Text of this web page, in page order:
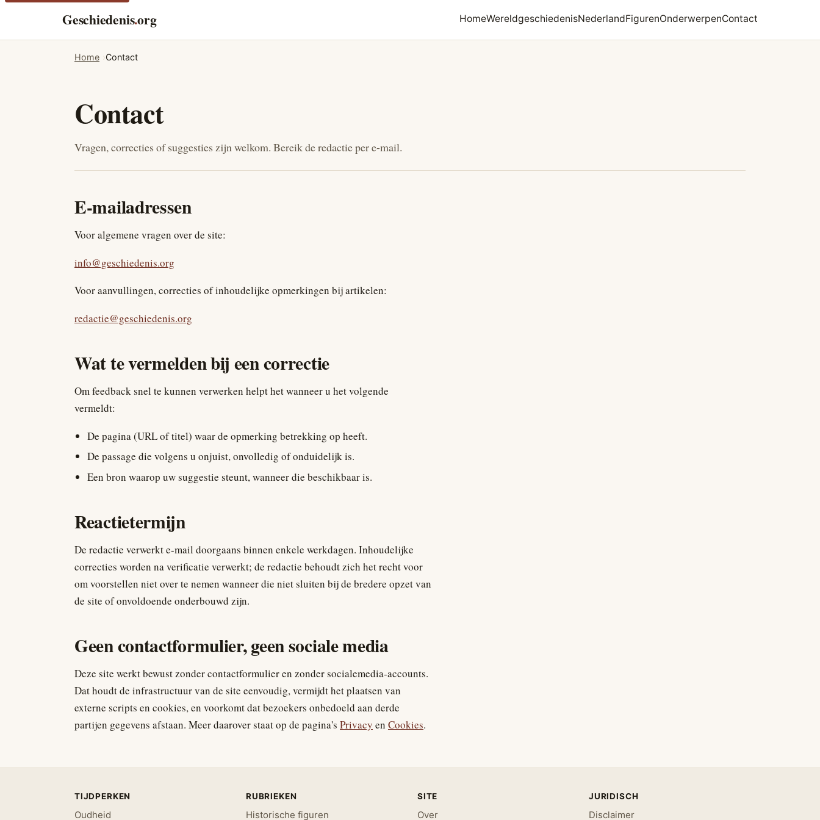
Geschiedenis.org HomeWereldgeschiedenisNederlandFigurenOnderwerpenContact
Home Contact
Contact
Vragen, correcties of suggesties zijn welkom. Bereik de redactie per e-mail.
E-mailadressen
Voor algemene vragen over de site:
info@geschiedenis.org
Voor aanvullingen, correcties of inhoudelijke opmerkingen bij artikelen:
redactie@geschiedenis.org
Wat te vermelden bij een correctie
Om feedback snel te kunnen verwerken helpt het wanneer u het volgende
vermeldt:
De pagina (URL of titel) waar de opmerking betrekking op heeft.
De passage die volgens u onjuist, onvolledig of onduidelijk is.
Een bron waarop uw suggestie steunt, wanneer die beschikbaar is.
Reactietermijn
De redactie verwerkt e-mail doorgaans binnen enkele werkdagen. Inhoudelijke
correcties worden na verificatie verwerkt; de redactie behoudt zich het recht voor
om voorstellen niet over te nemen wanneer die niet sluiten bij de bredere opzet van
de site of onvoldoende onderbouwd zijn.
Geen contactformulier, geen sociale media
Deze site werkt bewust zonder contactformulier en zonder socialemedia-accounts.
Dat houdt de infrastructuur van de site eenvoudig, vermijdt het plaatsen van
externe scripts en cookies, en voorkomt dat bezoekers onbedoeld aan derde
partijen gegevens afstaan. Meer daarover staat op de pagina's Privacy en Cookies.
TIJDPERKEN
Oudheid
RUBRIEKEN
Historische figuren
SITE
Over
JURIDISCH
Disclaimer